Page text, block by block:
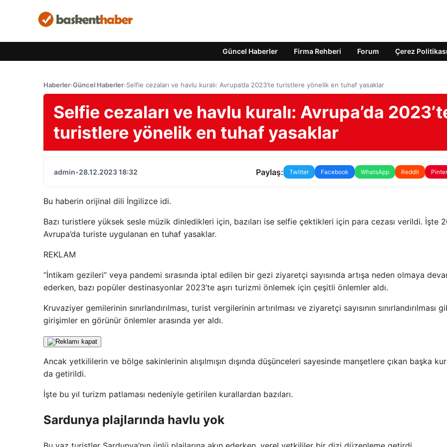
Güncel Haberler Firma Rehberi Forum Çerez Politikası
Haberler›Güncel Haberler›Selfie cezaları ve havlu kuralı: Avrupa’da 2023’te turistlere yönelik en tuhaf yasaklar
Selfie cezaları ve havlu kuralı: Avrupa’da
turistlere yönelik en tuhaf yasaklar
admin•28.12.2023 18:32 Paylaş: Twitter Facebook WhatsApp Reddit
Bu haberin orijinal dili İngilizce idi.
Bazı turistlere yüksek sesle müzik dinledikleri için, bazıları ise selfie çektikleri için para cezası verildi. İşte
Avrupa’da turiste uygulanan en tuhaf yasaklar.
REKLAM
“İntikam gezileri” veya pandemi sırasında iptal edilen bir gezi ziyaretçi sayısında artışa neden olmaya
ederken, bazı popüler destinasyonlar 2023’te aşırı turizmi önlemek için çeşitli önlemler aldı.
Kruvaziyer gemilerinin sınırlandırılması, turist vergilerinin artırılması ve ziyaretçi sayısının sınırlandırılması
girişimler en görünür önlemler arasında yer aldı.
Ancak yetkililerin ve bölge sakinlerinin alışılmışın dışında düşünceleri sayesinde manşetlere çıkan başka
da getirildi.
İşte bu yıl turizm patlaması nedeniyle getirilen kurallardan bazıları.
Sardunya plajlarında havlu yok